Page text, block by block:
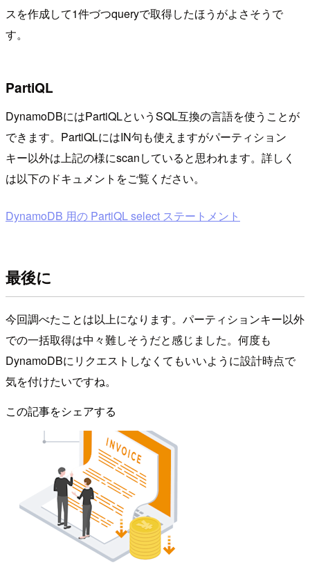
スを作成して1件づつqueryで取得したほうがよさそうで
す。
PartiQL
DynamoDBにはPartiQLというSQL互換の言語を使うことが
できます。PartiQLにはIN句も使えますがパーティション
キー以外は上記の様にscanしていると思われます。詳しく
は以下のドキュメントをご覧ください。
DynamoDB 用の PartiQL select ステートメント
最後に
今回調べたことは以上になります。パーティションキー以外
での一括取得は中々難しそうだと感じました。何度も
DynamoDBにリクエストしなくてもいいように設計時点で
気を付けたいですね。
この記事をシェアする